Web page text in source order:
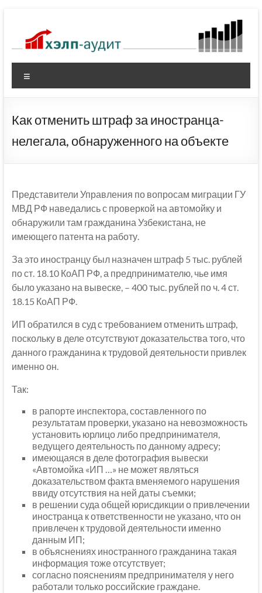
содержимому
Как отменить штраф за иностранца-
нелегала, обнаруженного на объекте
Представители Управления по вопросам миграции ГУ
МВД РФ наведались с проверкой на автомойку и
обнаружили там гражданина Узбекистана, не
имеющего патента на работу.
За это иностранцу был назначен штраф 5 тыс. рублей
по ст. 18.10 КоАП РФ, а предпринимателю, чье имя
было указано на вывеске, – 400 тыс. рублей по ч. 4 ст.
18.15 КоАП РФ.
ИП обратился в суд с требованием отменить штраф,
поскольку в деле отсутствуют доказательства того, что
данного гражданина к трудовой деятельности привлек
именно он.
Так:
в рапорте инспектора, составленного по
результатам проверки, указано на невозможность
установить юрлицо либо предпринимателя,
ведущего деятельность по данному адресу;
имеющаяся в деле фотография вывески
«Автомойка «ИП …» не может являться
доказательством факта вменяемого нарушения
ввиду отсутствия на ней даты съемки;
в решении суда общей юрисдикции о привлечении
иностранца к ответственности не указано, что он
привлечен к трудовой деятельности именно
данным ИП;
в объяснениях иностранного гражданина такая
информация тоже отсутствует;
согласно пояснениям предпринимателя у него
работали только российские граждане.